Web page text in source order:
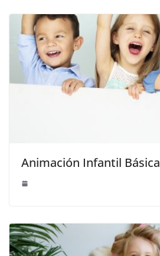
Animación Infantil Básica